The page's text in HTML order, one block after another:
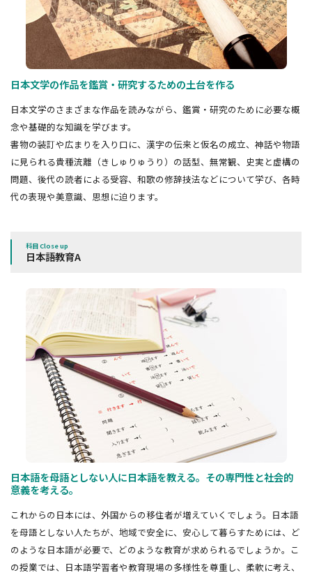
日本文学の作品を鑑賞・研究するための土台を作る
日本文学のさまざまな作品を読みながら、鑑賞・研究のために必要な概
念や基礎的な知識を学びます。
書物の装訂や広まりを入り口に、漢字の伝来と仮名の成立、神話や物語
に見られる貴種流離（きしゅりゅうり）の話型、無常観、史実と虚構の
問題、後代の読者による受容、和歌の修辞技法などについて学び、各時
代の表現や美意識、思想に迫ります。
科目 Close up
日本語教育A
日本語を母語としない人に日本語を教える。その専門性と社会的
意義を考える。
これからの日本には、外国からの移住者が増えていくでしょう。日本語
を母語としない人たちが、地域で安全に、安心して暮らすためには、ど
のような日本語が必要で、どのような教育が求められるでしょうか。こ
の授業では、日本語学習者や教育現場の多様性を尊重し、柔軟に考え、